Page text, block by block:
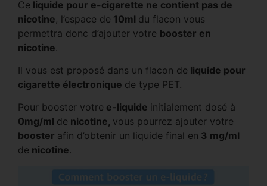
Ce liquide pour e-cigarette ne contient pas de
nicotine, l’espace de 10ml du flacon vous
permettra donc d’ajouter votre booster en
nicotine.
Il vous est proposé dans un flacon de liquide pour
cigarette électronique de type PET.
Pour booster votre e-liquide initialement dosé à
0mg/ml de nicotine, vous pourrez ajouter votre
booster afin d’obtenir un liquide final en 3 mg/ml
de nicotine.